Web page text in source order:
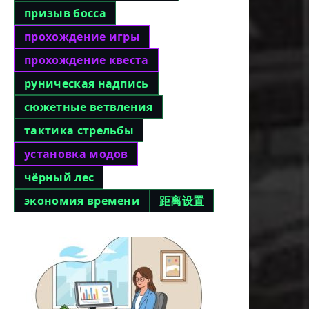
призыв босса
прохождение игры
прохождение квеста
руническая надпись
сюжетные ветвления
тактика стрельбы
установка модов
чёрный лес
экономия времени
距离设置